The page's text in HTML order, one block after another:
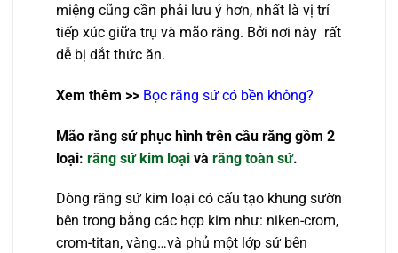
miệng cũng cần phải lưu ý hơn, nhất là vị trí
tiếp xúc giữa trụ và mão răng. Bởi nơi này rất
dễ bị dắt thức ăn.
Xem thêm >> Bọc răng sứ có bền không?
Mão răng sứ phục hình trên cầu răng gồm 2
loại: răng sứ kim loại và răng toàn sứ.
Dòng răng sứ kim loại có cấu tạo khung sườn
bên trong bằng các hợp kim như: niken-crom,
crom-titan, vàng…và phủ một lớp sứ bên